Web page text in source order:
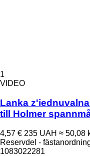
1
VIDEO
Lanka
till Holmer
4,57 € 235 UAH ≈ 50,08
Reservdel -
1083022281